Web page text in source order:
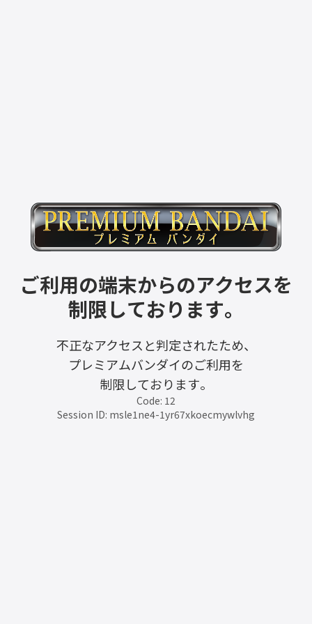
ご利用の端末からのアクセスを
制限しております。
不正なアクセスと判定されたため、
プレミアムバンダイのご利用を
制限しております。
Code: 12
Session ID: msle1ne4-1yr67xkoecmywlvhg